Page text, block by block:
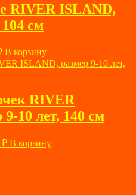
RIVER ISLAND,
104 см
Текущая
цена:
В корзину
RIVER
10 лет, 140 см
₽Текущая
цена:
В корзину